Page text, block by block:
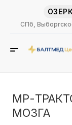
СПб,
МР-
МОЗГА